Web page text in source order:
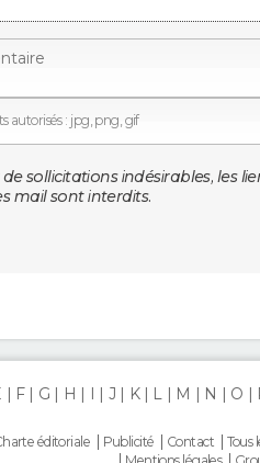
autorisés : jpg, png, gif
sollicitations indésirables, les
mail sont interdits.
F G H I J K L M N O
éditoriale Publicité Contact Tous